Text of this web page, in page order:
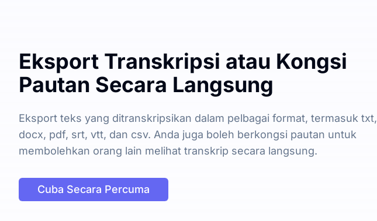
Eksport Transkripsi atau Kongsi
Pautan Secara Langsung
Eksport teks yang ditranskripsikan dalam pelbagai format, termasuk txt,
docx, pdf, srt, vtt, dan csv. Anda juga boleh berkongsi pautan untuk
membolehkan orang lain melihat transkrip secara langsung.
Cuba Secara Percuma